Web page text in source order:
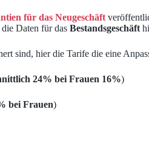
für das Neugeschäft
Daten für das Bestandsgeschäft
sind, hier die Tarife die eine
24% bei Frauen 16%)
bei Frauen)